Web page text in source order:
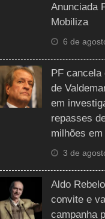
Anunciada
Mobiliza
6 de
PF cancela
de
em
repasses
milhões
3 de
Aldo
convite e
campanha